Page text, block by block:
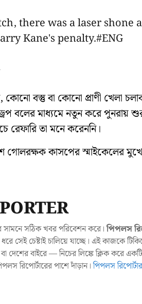
there was a laser shone
Kane's penalty.#ENG
বস্তু বা কোনো প্রাণী খেলা
বলের মাধ্যমে নতুন করে পুনরায়
রেফারি তা মনে করেননি।
গোলরক্ষক কাসপের স্মাইকেলের
সামনে সঠিক খবর পরিবেশন করে।পিপলস
চেষ্টাই চালিয়ে যাচ্ছে। এই কাজকে
বাইরে — নিচের লিঙ্কে ক্লিক করে
রিপোর্টারের পাশে দাঁড়ান।পিপলস